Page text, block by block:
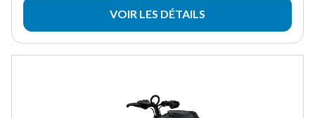
VOIR LES DÉTAILS